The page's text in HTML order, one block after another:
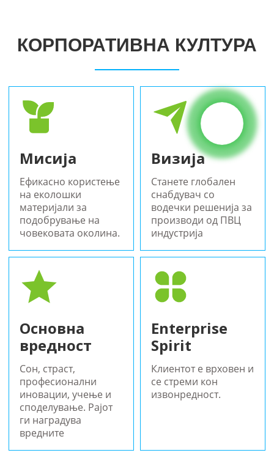
КОРПОРАТИВНА КУЛТУРА
Мисија
Ефикасно користење
на еколошки
материјали за
подобрување на
човековата околина.
Визија
Станете глобален
снабдувач со
водечки решенија за
производи од ПВЦ
индустрија
Основна
вредност
Сон, страст,
професионални
иновации, учење и
споделување. Рајот
ги наградува
вредните
Enterprise
Spirit
Клиентот е врховен и
се стреми кон
извонредност.